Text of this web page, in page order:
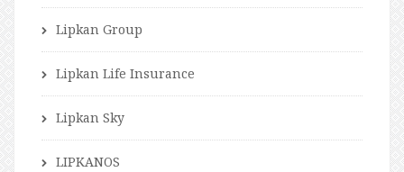
Lipkan Group
Lipkan Life Insurance
Lipkan Sky
LIPKANOS